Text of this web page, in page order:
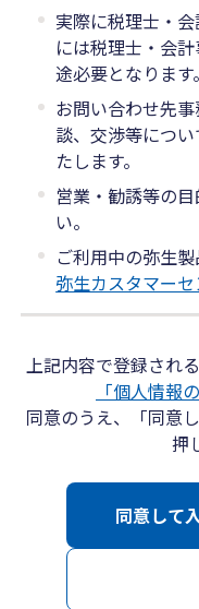
実際に税理士・
には税理士・会
途必要となります。
お問い合わせ先
談、交渉等につ
たします。
営業・勧誘等の
い。
ご利用中の弥生
弥生カスタマーセ
上記内容で登録され
「個人情報
同意のうえ、「同意
押
同意して